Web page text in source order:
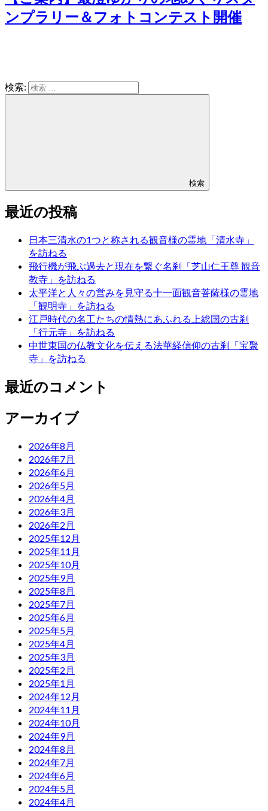
ンプラリー＆フォトコンテスト開催
検索:
検索
最近の投稿
日本三清水の1つと称される観音様の霊地「清水寺」
を訪ねる
飛行機が飛ぶ過去と現在を繋ぐ名刹「芝山仁王尊 観音
教寺」を訪ねる
太平洋と人々の営みを見守る十一面観音菩薩様の霊地
「観明寺」を訪ねる
江戸時代の名工たちの情熱にあふれる上総国の古刹
「行元寺」を訪ねる
中世東国の仏教文化を伝える法華経信仰の古刹「宝聚
寺」を訪ねる
最近のコメント
アーカイブ
2026年8月
2026年7月
2026年6月
2026年5月
2026年4月
2026年3月
2026年2月
2025年12月
2025年11月
2025年10月
2025年9月
2025年8月
2025年7月
2025年6月
2025年5月
2025年4月
2025年3月
2025年2月
2025年1月
2024年12月
2024年11月
2024年10月
2024年9月
2024年8月
2024年7月
2024年6月
2024年5月
2024年4月